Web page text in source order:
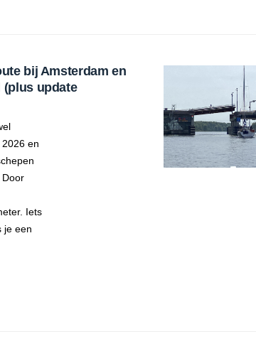
bij Amsterdam en
(plus update
en
Iets
je een